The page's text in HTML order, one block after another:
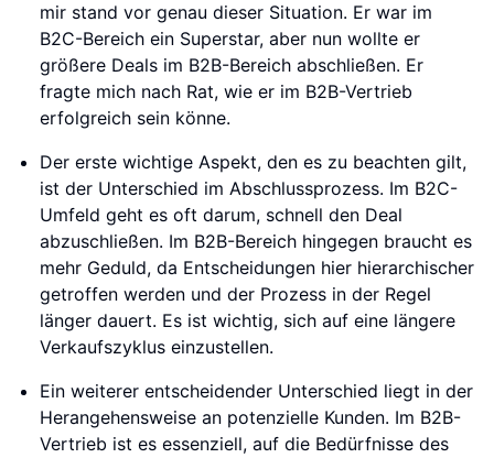
mir stand vor genau dieser Situation. Er war im
B2C-Bereich ein Superstar, aber nun wollte er
größere Deals im B2B-Bereich abschließen. Er
fragte mich nach Rat, wie er im B2B-Vertrieb
erfolgreich sein könne.
Der erste wichtige Aspekt, den es zu beachten gilt,
ist der Unterschied im Abschlussprozess. Im B2C-
Umfeld geht es oft darum, schnell den Deal
abzuschließen. Im B2B-Bereich hingegen braucht es
mehr Geduld, da Entscheidungen hier hierarchischer
getroffen werden und der Prozess in der Regel
länger dauert. Es ist wichtig, sich auf eine längere
Verkaufszyklus einzustellen.
Ein weiterer entscheidender Unterschied liegt in der
Herangehensweise an potenzielle Kunden. Im B2B-
Vertrieb ist es essenziell, auf die Bedürfnisse des